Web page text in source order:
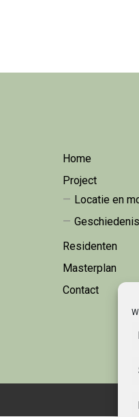
Home
Project
Locatie en
Geschiedenis
Residenten
Masterplan
Contact